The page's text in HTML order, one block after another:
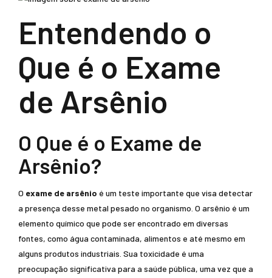
Entendendo o
Que é o Exame
de Arsênio
O Que é o Exame de
Arsênio?
O exame de arsênio é um teste importante que visa detectar
a presença desse metal pesado no organismo. O arsênio é um
elemento químico que pode ser encontrado em diversas
fontes, como água contaminada, alimentos e até mesmo em
alguns produtos industriais. Sua toxicidade é uma
preocupação significativa para a saúde pública, uma vez que a